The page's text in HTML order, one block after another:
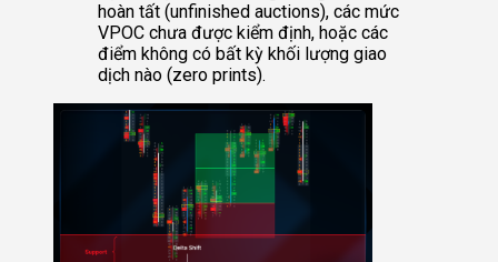
hoàn tất (unfinished auctions), các mức
VPOC chưa được kiểm định, hoặc các
điểm không có bất kỳ khối lượng giao
dịch nào (zero prints).